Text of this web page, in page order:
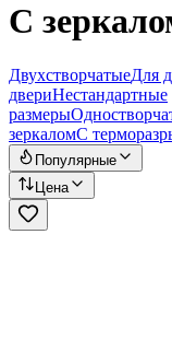
С
ДвухстворчатыеДля
двериНестандартные
размеры
зеркаломС
Популярные
Цена